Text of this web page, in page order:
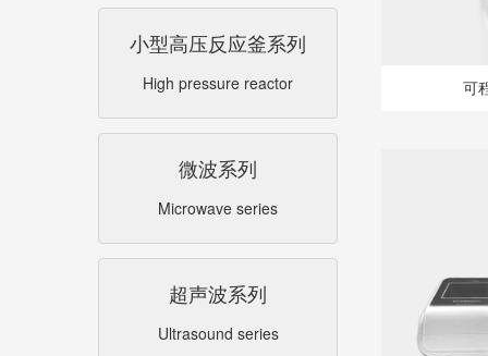
小型高压反应釜系列
High pressure reactor
微波系列
Microwave series
超声波系列
Ultrasound series
可